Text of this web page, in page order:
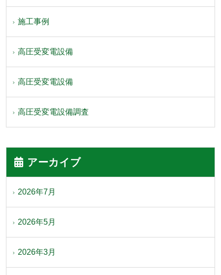
施工事例
高圧受変電設備
高圧受変電設備
高圧受変電設備調査
アーカイブ
2026年7月
2026年5月
2026年3月